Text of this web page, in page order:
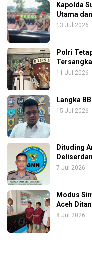
Kapolda
Utama
13 Jul 2026
Polri
11 Jul 2026
Langka
15 Jul 2026
Dituding
7 Jul 2026
Modus
Aceh
8 Jul 2026